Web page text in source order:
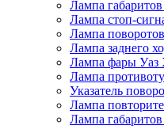
Лампа
Лампа стоп-
Лампа
Лампа заднего
Лампа фары Уаз
Лампа
Указатель
Лампа
Лампа